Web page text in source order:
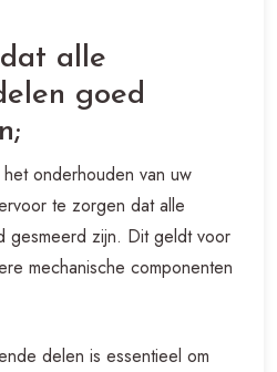
alle
goed
onderhouden van uw
te zorgen dat alle
zijn. Dit geldt voor
mechanische componenten
delen is essentieel om